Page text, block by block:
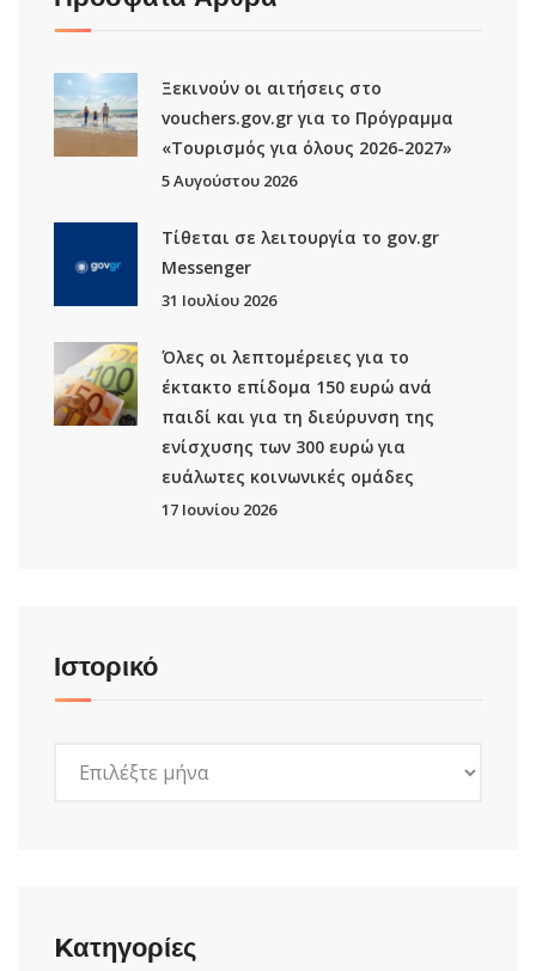
Ξεκινούν οι αιτήσεις στο
vouchers.gov.gr για το Πρόγραμμα
«Τουρισμός για όλους 2026-2027»
5 Αυγούστου 2026
Τίθεται σε λειτουργία το gov.gr
Μessenger
31 Ιουλίου 2026
Όλες οι λεπτομέρειες για το
έκτακτο επίδομα 150 ευρώ ανά
παιδί και για τη διεύρυνση της
ενίσχυσης των 300 ευρώ για
ευάλωτες κοινωνικές ομάδες
17 Ιουνίου 2026
Ιστορικό
Kατηγορίες